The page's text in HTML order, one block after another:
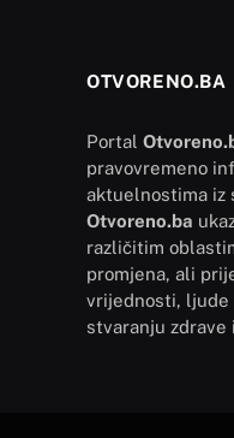
OTVORENO.BA
Portal
pravovremeno
aktuelnostima iz
Otvoreno.ba
različitim
promjena, ali
vrijednosti, ljude
stvaranju